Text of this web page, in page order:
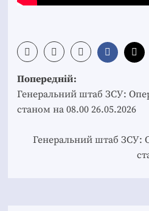
Post
navigation
Попередній:
Генеральний штаб ЗСУ:
станом на 08.00 26.05.2026
Генеральний штаб ЗСУ: